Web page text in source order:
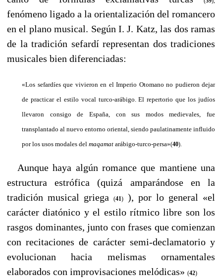
fenómeno ligado a la orientalización del romancero
en el plano musical. Según I. J. Katz, las dos ramas
de la tradición sefardí representan dos tradiciones
musicales bien diferenciadas:
«Los sefardíes que vivieron en el Imperio Otomano no pudieron dejar
de practicar el estilo vocal turco-arábigo. El repertorio que los judíos
llevaron consigo de España, con sus modos medievales, fue
transplantado al nuevo entorno oriental, siendo paulatinamente influido
por los usos modales del maqamat arábigo-turco-persa»(40).
Aunque haya algún romance que mantiene una
estructura estrófica (quizá amparándose en la
tradición musical griega
(41)
), por lo general «el
carácter diatónico y el estilo rítmico libre son los
rasgos dominantes, junto con frases que comienzan
con recitaciones de carácter semi-declamatorio y
evolucionan hacia melismas ornamentales
elaborados con improvisaciones melódicas» (42)